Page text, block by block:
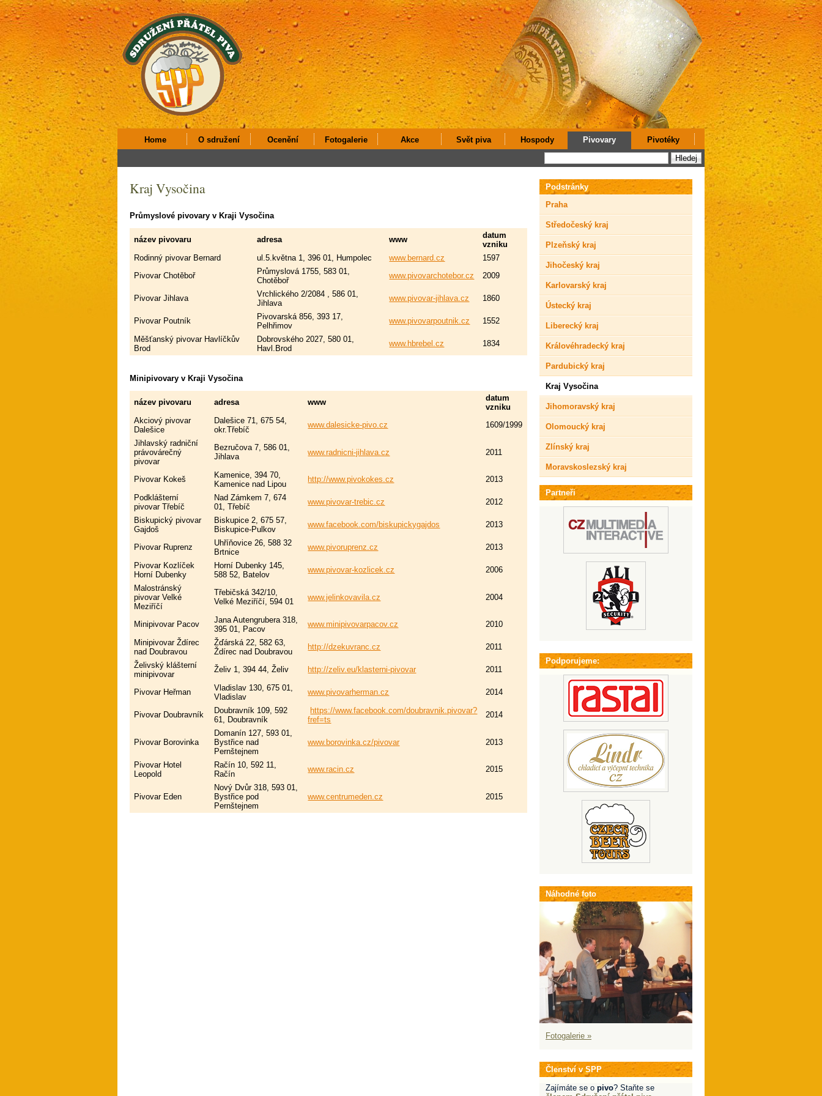
Home O sdružení Ocenění Fotogalerie Akce Svět piva Hospody Pivovary Pivotéky
Kraj Vysočina
Průmyslové pivovary v Kraji Vysočina
název pivovaru adresa www
datum
vzniku
Rodinný pivovar Bernard
ul.5.května 1, 396 01, Humpolec www.bernard.cz
1597
Pivovar Chotěboř
Průmyslová 1755, 583 01,
Chotěboř
www.pivovarchotebor.cz 2009
Pivovar Jihlava
Vrchlického 2/2084 , 586 01,
Jihlava
www.pivovar-jihlava.cz 1860
Pivovar Poutník
Pivovarská 856, 393 17,
Pelhřimov
www.pivovarpoutnik.cz
1552
Měšťanský pivovar Havlíčkův
Brod
Dobrovského 2027, 580 01,
Havl.Brod
www.hbrebel.cz 1834
Minipivovary v Kraji Vysočina
název pivovaru adresa www
datum
vzniku
Akciový pivovar
Dalešice
Dalešice 71, 675 54,
okr.Třebíč
www.dalesicke-pivo.cz
1609/1999
Jihlavský radniční
právovárečný
pivovar
Bezručova 7, 586 01,
Jihlava
www.radnicni-jihlava.cz 2011
Pivovar Kokeš
Kamenice, 394 70,
Kamenice nad Lipou
http://www.pivokokes.cz
2013
Podklášterní
pivovar Třebíč
Nad Zámkem 7, 674
01, Třebíč
www.pivovar-trebic.cz
2012
Biskupický pivovar
Gajdoš
Biskupice 2, 675 57,
Biskupice-Pulkov
www.facebook.com/biskupickygajdos 2013
Pivovar Ruprenz
Uhříňovice 26, 588 32
Brtnice
www.pivoruprenz.cz
2013
Pivovar Kozlíček
Horní Dubenky
Horní Dubenky 145,
588 52, Batelov
www.pivovar-kozlicek.cz
2006
Malostránský
pivovar Velké
Meziříčí
Třebičská 342/10,
Velké Meziříčí, 594 01
www.jelinkovavila.cz 2004
Minipivovar Pacov
Jana Autengrubera 318,
395 01, Pacov
www.minipivovarpacov.cz
2010
Minipivovar Ždírec
nad Doubravou
Žďárská 22, 582 63,
Ždírec nad Doubravou
http://dzekuvranc.cz
2011
Želivský klášterní
minipivovar
Želiv 1, 394 44, Želiv http://zeliv.eu/klasterni-pivovar 2011
Pivovar Heřman
Vladislav 130, 675 01,
Vladislav
www.pivovarherman.cz 2014
Pivovar Doubravník
Doubravník 109, 592
61, Doubravník
https://www.facebook.com/doubravnik.pivovar?
fref=ts
2014
Pivovar Borovinka
Domanín 127, 593 01,
Bystřice nad
Pernštejnem
www.borovinka.cz/pivovar 2013
Pivovar Hotel
Leopold
Račín 10, 592 11,
Račín
www.racin.cz 2015
Pivovar Eden
Nový Dvůr 318, 593 01,
Bystřice pod
Pernštejnem
www.centrumeden.cz 2015
Podstránky
Praha
Středočeský kraj
Plzeňský kraj
Jihočeský kraj
Karlovarský kraj
Ústecký kraj
Liberecký kraj
Královéhradecký kraj
Pardubický kraj
Kraj Vysočina
Jihomoravský kraj
Olomoucký kraj
Zlínský kraj
Moravskoslezský kraj
Partneři
Podporujeme:
Náhodné foto
Fotogalerie »
Členství v SPP
Zajímáte se o pivo? Staňte se